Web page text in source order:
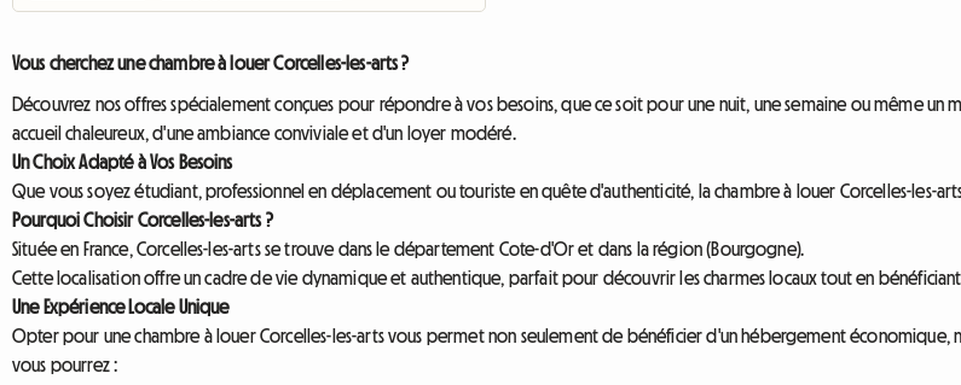
Vous cherchez une chambre à louer Corcelles-les-arts ?
Découvrez nos offres spécialement conçues pour répondre à vos besoins, que ce soit pour une nuit, une semaine ou même
accueil chaleureux, d'une ambiance conviviale et d'un loyer modéré.
Un Choix Adapté à Vos Besoins
Que vous soyez étudiant, professionnel en déplacement ou touriste en quête d'authenticité, la chambre à louer Corcelles-les-
Pourquoi Choisir Corcelles-les-arts ?
Située en France, Corcelles-les-arts se trouve dans le département Cote-d'Or et dans la région (Bourgogne).
Cette localisation offre un cadre de vie dynamique et authentique, parfait pour découvrir les charmes locaux tout en bénéficiant
Une Expérience Locale Unique
Opter pour une chambre à louer Corcelles-les-arts vous permet non seulement de bénéficier d'un hébergement économique,
vous pourrez :